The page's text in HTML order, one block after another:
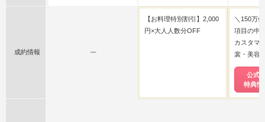
成約情報 ー
【お料理特別割引】2,000
円×大人人数分OFF
＼150万
項目の中
カスタマ
裳・美容
公式
特典情